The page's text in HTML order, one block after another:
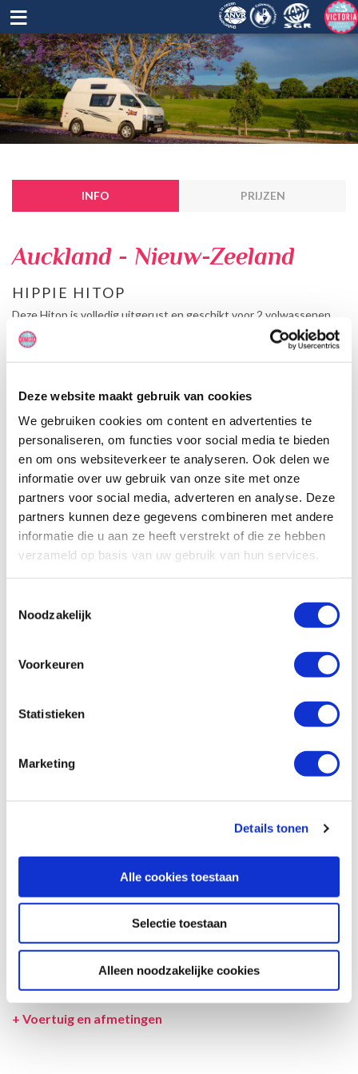
Deze website maakt gebruik van cookies
We gebruiken cookies om content en advertenties te
personaliseren, om functies voor social media te bieden
en om ons websiteverkeer te analyseren. Ook delen we
informatie over uw gebruik van onze site met onze
partners voor social media, adverteren en analyse. Deze
partners kunnen deze gegevens combineren met andere
informatie die u aan ze heeft verstrekt of die ze hebben
verzameld op basis van uw gebruik van hun services.
Noodzakelijk
Voorkeuren
Statistieken
Marketing
Details tonen
Alle cookies toestaan
Selectie toestaan
Alleen noodzakelijke cookies
≡
INFO PRIJZEN
Auckland - Nieuw-Zeeland
HIPPIE HITOP
Deze Hitop is volledig uitgerust en geschikt voor 2 volwassenen.
Met een comfortabel en functioneel interieur, en voldoende
zitgelegenheid is het een prettige kampeerbus, met name voor
jongeren om door Nieuw-Zeeland te reizen.
slechts ter illustratie. De aangegeven hoeveelheid bedden is geen
garantie dat de maximale bezetting voldoende comfortabel is.
Afmetingen en het interieur kunnen in werkelijkheid afwijken van
VERZEKERINGEN
VOORWAARDEN
SPECIALS
+ Voertuig en afmetingen